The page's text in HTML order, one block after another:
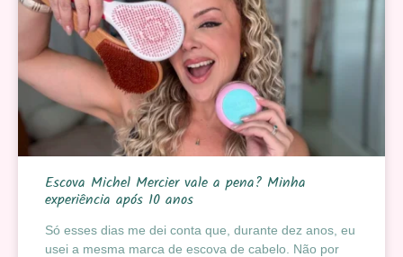
Escova Michel Mercier vale a pena? Minha
experiência após 10 anos
Só esses dias me dei conta que, durante dez anos, eu
usei a mesma marca de escova de cabelo. Não por